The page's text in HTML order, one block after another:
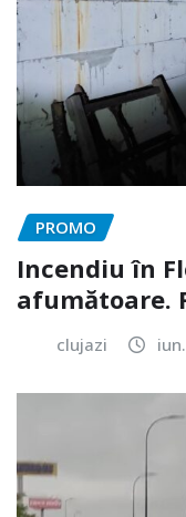
PROMO
Incendiu în
afumătoare.
clujazi